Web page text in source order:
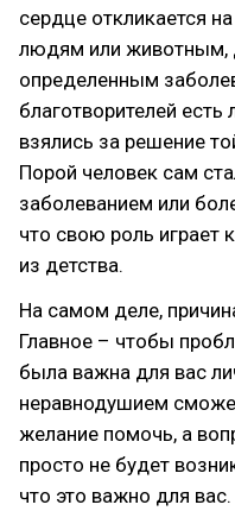
сердце откликается
людям или животным,
определенным
благотворителей
взялись за решение
Порой человек сам
заболеванием или
что свою роль играет
из детства.
На самом деле,
Главное – чтобы
была важна для вас
неравнодушием
желание помочь, а
просто не будет
что это важно для вас.